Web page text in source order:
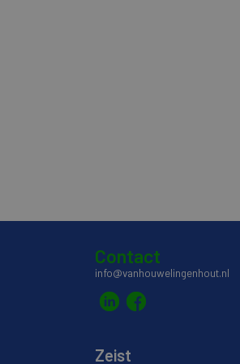
Contact
info@vanhouwelingenhout.nl
Zeist